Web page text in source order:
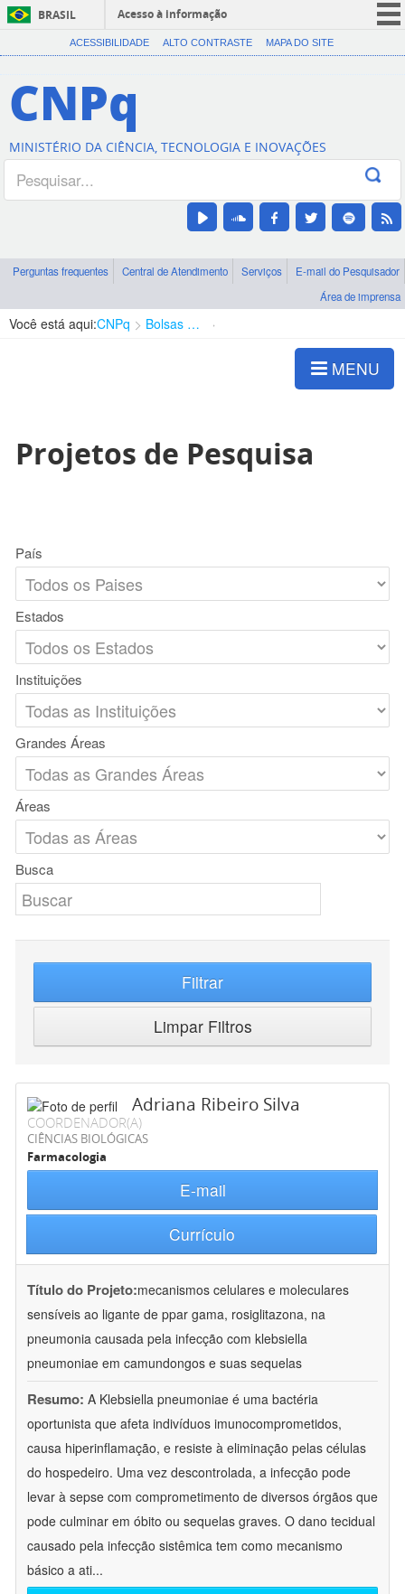
BRASIL
Acesso à informação
CORONAVÍRUS (COVID-19)
Canais
ACESSIBILIDADE ALTO CONTRASTE MAPA DO SITE
CNPq
MINISTÉRIO DA CIÊNCIA, TECNOLOGIA E INOVAÇÕES
Perguntas frequentes Central de Atendimento Serviços
E-mail do Pesquisador
Área de imprensa
Você está aqui:CNPq Bolsas e Auxílios Vigentes
MENU
Projetos de Pesquisa
País
Estados
Instituições
Grandes Áreas
Áreas
Busca
Filtrar
Limpar Filtros
Adriana Ribeiro Silva
COORDENADOR(A)
CIÊNCIAS BIOLÓGICAS
Farmacologia
E-mail
Currículo
Título do Projeto:mecanismos celulares e moleculares
sensíveis ao ligante de ppar gama, rosiglitazona, na
pneumonia causada pela infecção com klebsiella
pneumoniae em camundongos e suas sequelas
Resumo: A Klebsiella pneumoniae é uma bactéria
oportunista que afeta indivíduos imunocomprometidos,
causa hiperinflamação, e resiste à eliminação pelas células
do hospedeiro. Uma vez descontrolada, a infecção pode
levar à sepse com comprometimento de diversos órgãos que
pode culminar em óbito ou sequelas graves. O dano tecidual
causado pela infecção sistêmica tem como mecanismo
básico a ati...